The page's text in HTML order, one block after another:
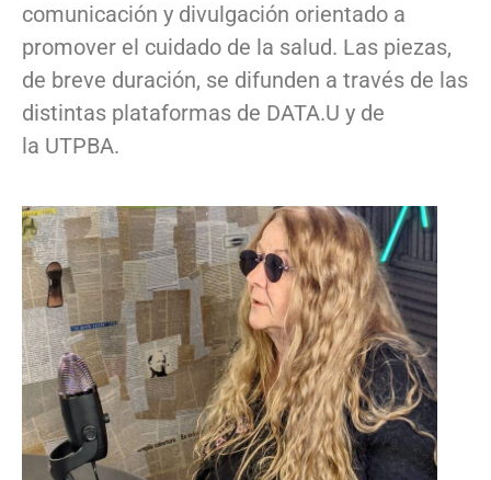
comunicación y divulgación orientado a
promover el cuidado de la salud. Las piezas,
de breve duración, se difunden a través de las
distintas plataformas de DATA.U y de
la UTPBA.